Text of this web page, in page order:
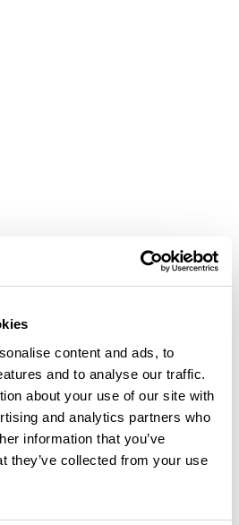
content and ads, to
and to analyse our traffic.
about your use of our site with
and analytics partners who
information that you’ve
they’ve collected from your use
un avis
vélo de 83,9 km qui débute à Saulx-